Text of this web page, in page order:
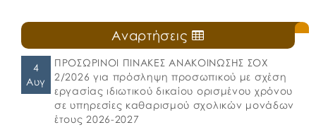
Αναρτήσεις
4
Αυγ
ΠΡΟΣΩΡΙΝΟΙ ΠΙΝΑΚΕΣ ΑΝΑΚΟΙΝΩΣΗΣ ΣΟΧ
2/2026 για πρόσληψη προσωπικού με σχέση
εργασίας ιδιωτικού δικαίου ορισμένου χρόνου
σε υπηρεσίες καθαρισμού σχολικών μονάδων
έτους 2026-2027